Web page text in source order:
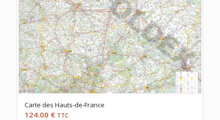
Carte des Hauts-de-France
124.00 € TTC